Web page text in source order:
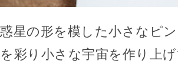
惑星の形を模した小さなピ
を彩り小さな宇宙を作り上